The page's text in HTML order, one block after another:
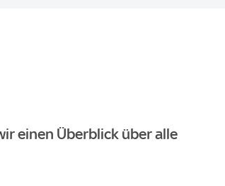
einen Überblick über alle